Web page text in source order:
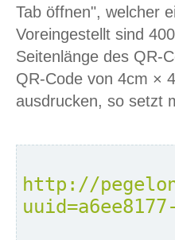
Tab öffnen", welcher
Voreingestellt sind
Seitenlänge des QR-
QR-Code von 4cm ×
ausdrucken, so setzt
http://